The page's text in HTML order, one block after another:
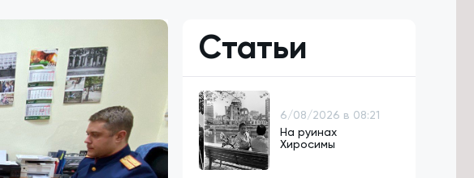
Статьи
6/08/2026 в 08:21
На руинах
Хиросимы